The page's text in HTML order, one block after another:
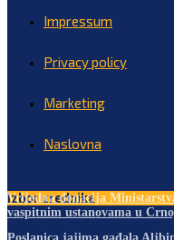
Impressum
Privacy policy
Marketing
Naslovna
Izbor urednika
Vrijedna donacija
vaspitnim ustanovama u